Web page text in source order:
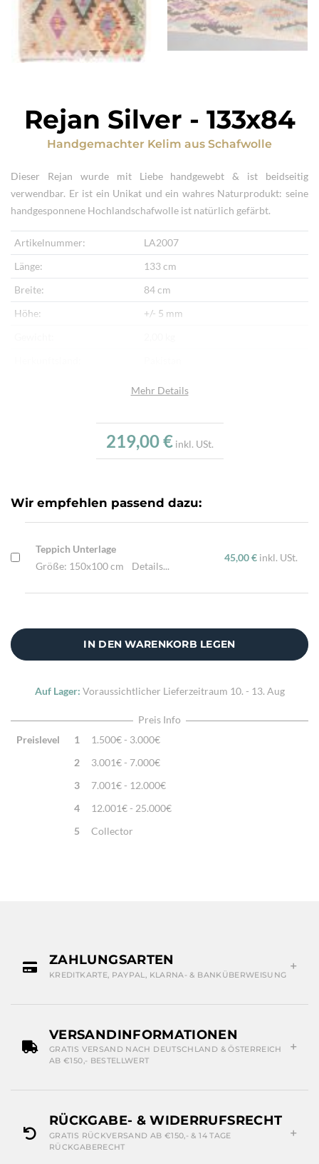
Rejan Silver - 133x84
Handgemachter Kelim aus Schafwolle
Dieser Rejan wurde mit Liebe handgewebt & ist beidseitig
verwendbar. Er ist ein Unikat und ein wahres Naturprodukt: seine
handgesponnene Hochlandschafwolle ist natürlich gefärbt.
Artikelnummer:
LA2007
Länge:
133 cm
Breite:
84 cm
Höhe:
+/- 5 mm
Mehr Details
219,00 € inkl. USt.
Wir empfehlen passend dazu:
Teppich Unterlage
Größe: 150x100 cm
Details...
45,00 € inkl. USt.
IN DEN WARENKORB LEGEN
Auf Lager: Voraussichtlicher Lieferzeitraum 10. - 13. Aug
Preis Info
Preislevel
1
1.500€ - 3.000€
2
3.001€ - 7.000€
3
7.001€ - 12.000€
4
12.001€ - 25.000€
5
Collector
ZAHLUNGSARTEN
KREDITKARTE, PAYPAL, KLARNA- & BANKÜBERWEISUNG
VERSANDINFORMATIONEN
GRATIS VERSAND NACH DEUTSCHLAND & ÖSTERREICH
AB €150,- BESTELLWERT
RÜCKGABE- & WIDERRUFSRECHT
GRATIS RÜCKVERSAND AB €150,- & 14 TAGE
RÜCKGABERECHT